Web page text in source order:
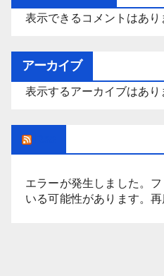
ー
表示できるコメントはあり
アーカイブ
表示するアーカイブはあり
エラーが発生しました。
いる可能性があります。再